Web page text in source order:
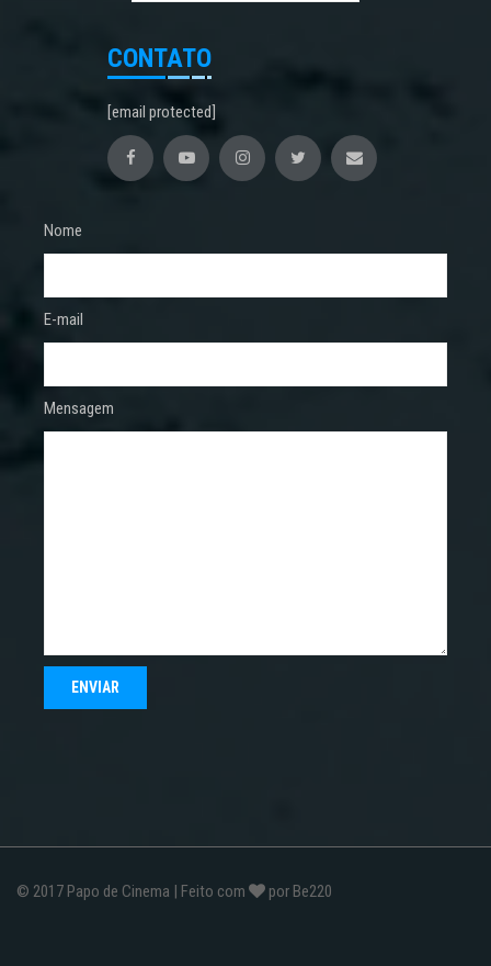
CONTATO
[email protected]
Nome
E-mail
Mensagem
© 2017 Papo de Cinema | Feito com por Be220